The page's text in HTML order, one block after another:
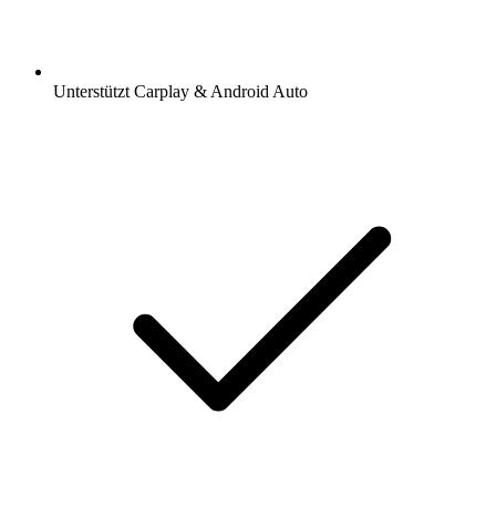
Unterstützt Carplay & Android Auto